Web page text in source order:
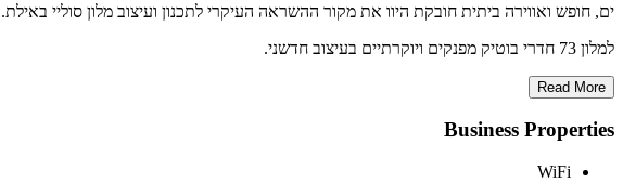
ים, חופש ואווירה ביתית חובקת היוו את מקור ההשראה העיקרי לתכנון ועיצוב מלון סוליי באילת.
למלון 73 חדרי בוטיק מפנקים ויוקרתיים בעיצוב חדשני.
Read More
Business Properties
WiFi